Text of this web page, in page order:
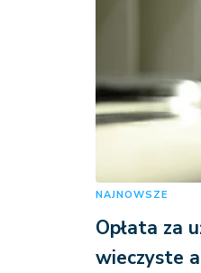
NAJNOWSZE
Opłata za
wieczyste